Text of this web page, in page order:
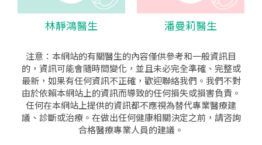
林靜鴻醫生 潘曼莉醫生
注意：本網站的有關醫生的內容僅供參考和一般資訊目
的，資訊可能會隨時間變化，並且未必完全準確、完整或
最新，如果有任何資訊不正確，歡迎聯絡我們。我們不對
由於依賴本網站上的資訊而導致的任何損失或損害負責。
任何在本網站上提供的資訊都不應視為替代專業醫療建
議、診斷或治療。在做出任何健康相關決定之前，請咨詢
合格醫療專業人員的建議。